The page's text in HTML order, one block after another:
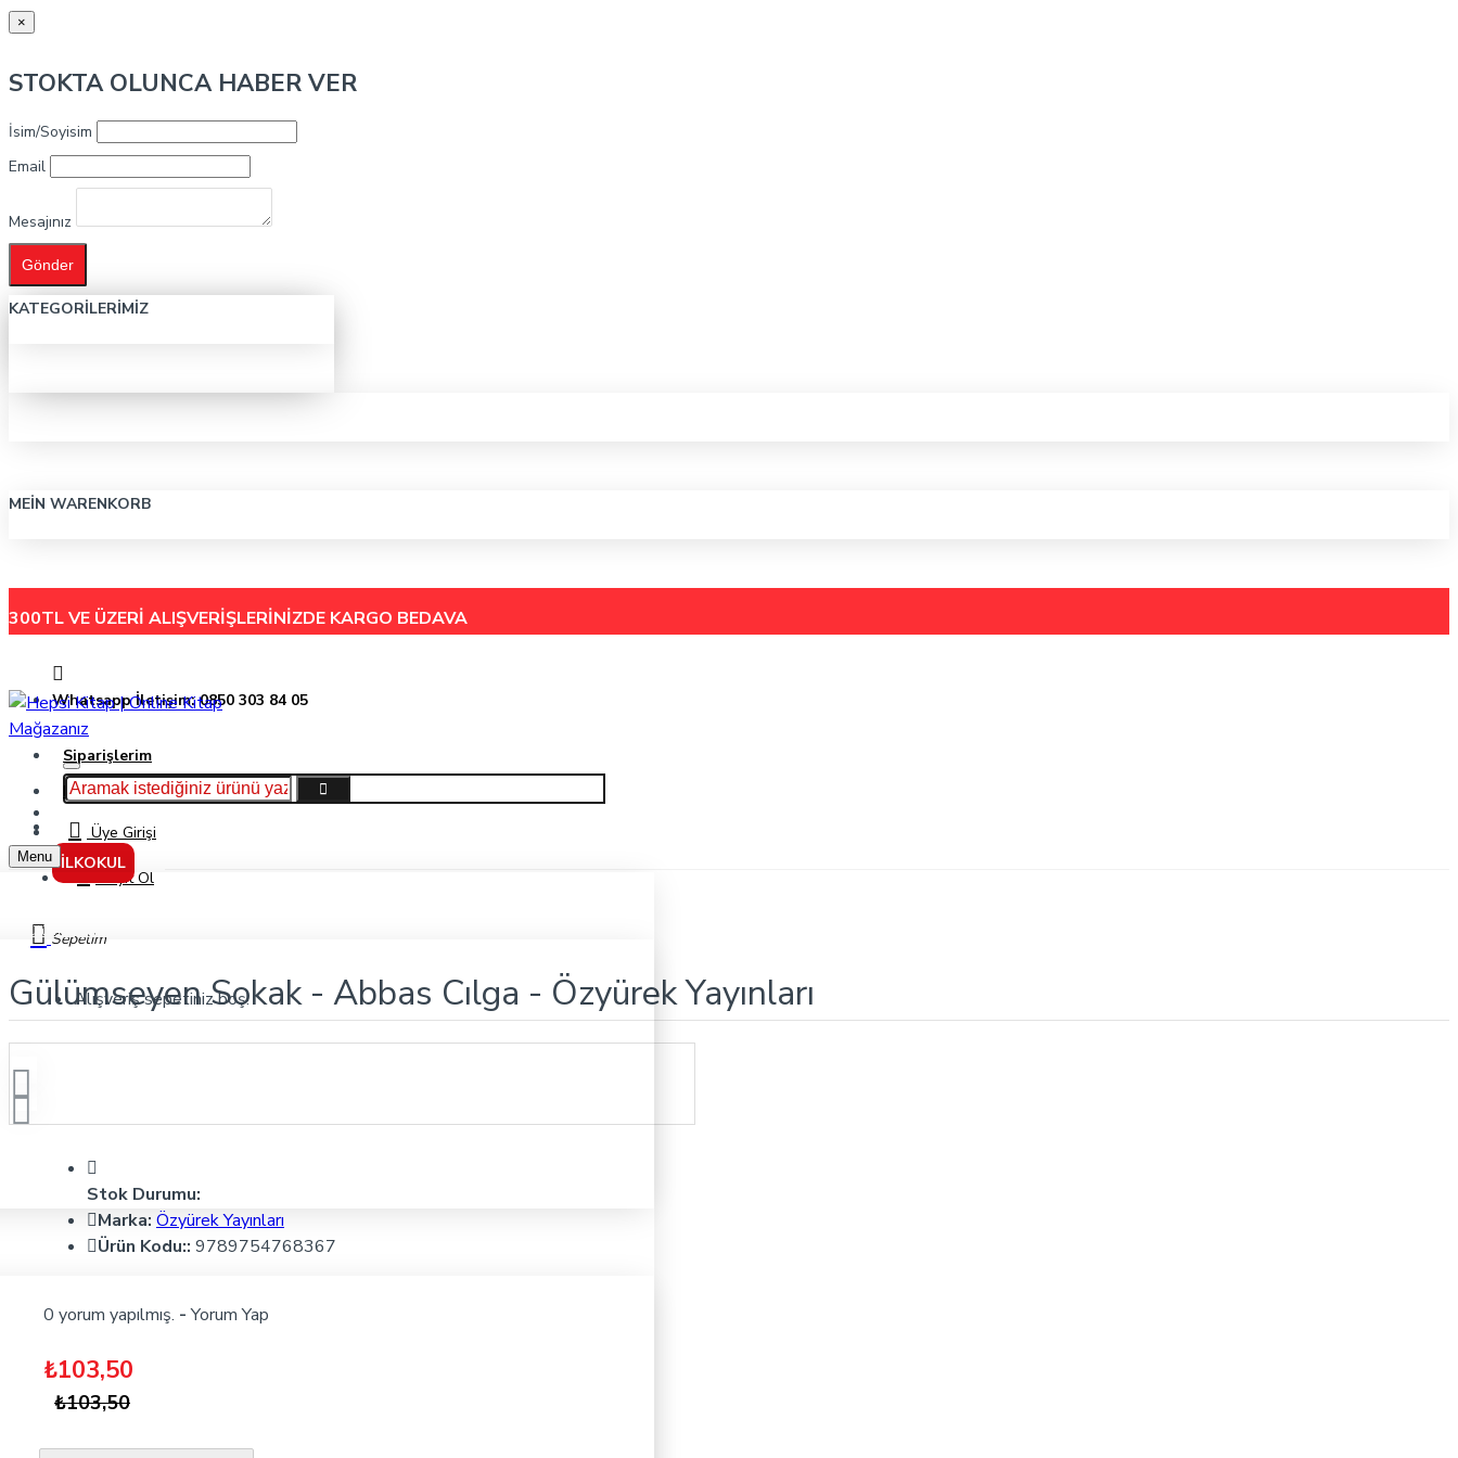
×
STOKTA OLUNCA HABER VER
İsim/Soyisim
Email
Mesajınız
Gönder
KATEGORILERIMIZ
MEIN WARENKORB
300TL VE ÜZERİ ALIŞVERİŞLERİNİZDE KARGO BEDAVA
Whatsapp İletişim: 0850 303 84 05
Siparişlerim
Hakkımızda
İletişimÜye Girişi
Kayıt Ol
Sepetim
Alışveriş sepetiniz boş!
İLKOKUL
Menu
Gülümseyen Sokak - Abbas Cılga - Özyürek Yayınları
Gülümseyen Sokak - Abbas Cılga - Özyürek Yayınları
Stok Durumu:
Marka: Özyürek Yayınları
Ürün Kodu:: 9789754768367
0 yorum yapılmış. - Yorum Yap
₺103,50
₺103,50